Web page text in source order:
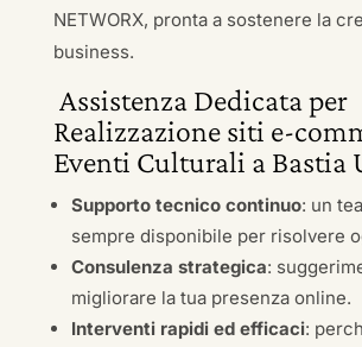
NETWORX, pronta a sostenere la
business.
Assistenza Dedicata per
Realizzazione siti e-
Eventi Culturali a Bastia
Supporto tecnico continuo: un
sempre disponibile per risolvere
Consulenza strategica:
migliorare la tua presenza online.
Interventi rapidi ed efficaci: